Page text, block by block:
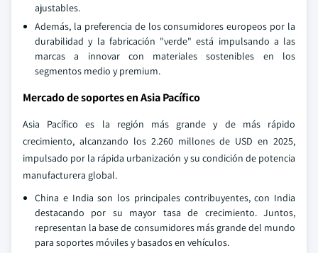
ajustables.
Además, la preferencia de los consumidores europeos por la
durabilidad y la fabricación "verde" está impulsando a las
marcas a innovar con materiales sostenibles en los
segmentos medio y premium.
Mercado de soportes en Asia Pacífico
Asia Pacífico es la región más grande y de más rápido
crecimiento, alcanzando los 2.260 millones de USD en 2025,
impulsado por la rápida urbanización y su condición de potencia
manufacturera global.
China e India son los principales contribuyentes, con India
destacando por su mayor tasa de crecimiento. Juntos,
representan la base de consumidores más grande del mundo
para soportes móviles y basados en vehículos.